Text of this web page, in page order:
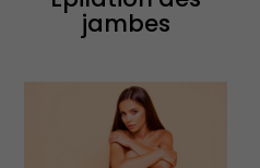
jambes